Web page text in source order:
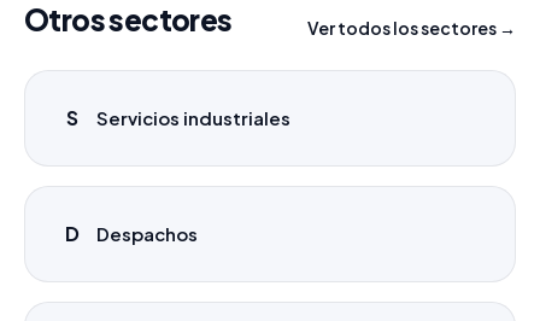
Otros sectores Ver todos los sectores →
S Servicios industriales
D Despachos